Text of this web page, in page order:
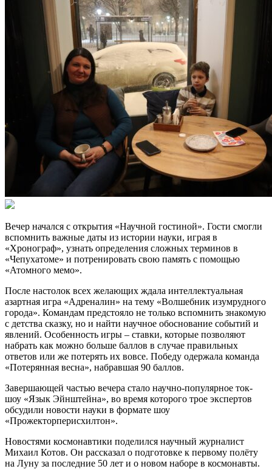
Вечер начался с открытия «Научной гостиной». Гости смогли
вспомнить важные даты из истории науки, играя в
«Хронограф», узнать определения сложных терминов в
«Чепухатоме» и потренировать свою память с помощью
«Атомного мемо».
После настолок всех желающих ждала интеллектуальная
азартная игра «Адреналин» на тему «Волшебник изумрудного
города». Командам предстояло не только вспомнить знакомую
с детства сказку, но и найти научное обоснование событий и
явлений. Особенность игры – ставки, которые позволяют
набрать как можно больше баллов в случае правильных
ответов или же потерять их вовсе. Победу одержала команда
«Потерянная весна», набравшая 90 баллов.
Завершающей частью вечера стало научно-популярное ток-
шоу «Язык Эйнштейна», во время которого трое экспертов
обсудили новости науки в формате шоу
«Прожекторперисхилтон».
Новостями космонавтики поделился научный журналист
Михаил Котов. Он рассказал о подготовке к первому полёту
на Луну за последние 50 лет и о новом наборе в космонавты.